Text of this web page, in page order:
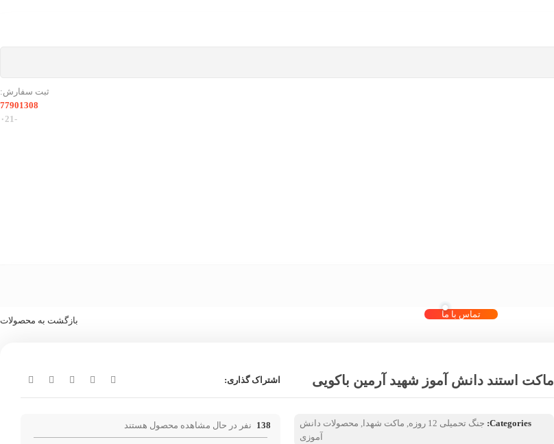
ثبت سفارش:
77901308
-۰21
تماس با ما
بازگشت به محصولات
ماکت استند دانش آموز شهید آرمین باکویی اشتراک گذاری:
Categories: جنگ تحمیلی 12 روزه ماکت شهدا
محصولات دانش
آموزی
138 نفر در حال مشاهده محصول هستند